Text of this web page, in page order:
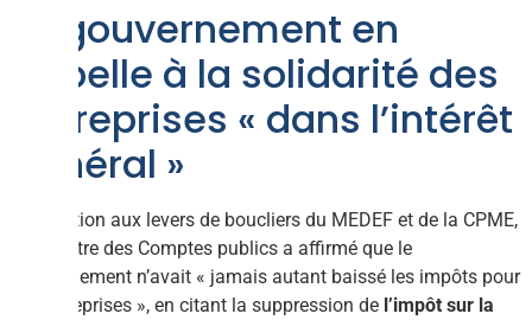
Le gouvernement en
appelle à la solidarité des
entreprises « dans l’intérêt
général »
En réaction aux levers de boucliers du MEDEF et de la CPME,
le ministre des Comptes publics a affirmé que le
gouvernement n’avait « jamais autant baissé les impôts pour
les entreprises », en citant la suppression de l’impôt sur la